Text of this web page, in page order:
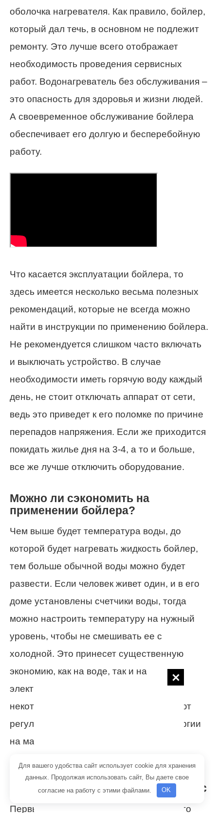
оболочка нагревателя. Как правило, бойлер,
который дал течь, в основном не подлежит
ремонту. Это лучше всего отображает
необходимость проведения сервисных
работ. Водонагреватель без обслуживания –
это опасность для здоровья и жизни людей.
А своевременное обслуживание бойлера
обеспечивает его долгую и бесперебойную
работу.
Что касается эксплуатации бойлера, то
здесь имеется несколько весьма полезных
рекомендаций, которые не всегда можно
найти в инструкции по применению бойлера.
Не рекомендуется слишком часто включать
и выключать устройство. В случае
необходимости иметь горячую воду каждый
день, не стоит отключать аппарат от сети,
ведь это приведет к его поломке по причине
перепадов напряжения. Если же приходится
покидать жилье дня на 3-4, а то и больше,
все же лучше отключить оборудование.
Можно ли сэкономить на
применении бойлера?
Чем выше будет температура воды, до
которой будет нагревать жидкость бойлер,
тем больше обычной воды можно будет
развести. Если человек живет один, и в его
доме установлены счетчики воды, тогда
можно настроить температуру на нужный
уровень, чтобы не смешивать ее с
холодной. Это принесет существенную
экономию, как на воде, так и на
электричестве. Стоит заметить, что
некоторые модели бойлеров сами умеют
регулировать потребление электроэнергии
на максимально эффективном уровне.
Правила пользования
водонагревателем Электролюкс
Первый запуск, включение после долгого
Для вашего удобства сайт использует cookie для хранения
данных. Продолжая использовать сайт, Вы даете свое
согласие на работу с этими файлами.
OK